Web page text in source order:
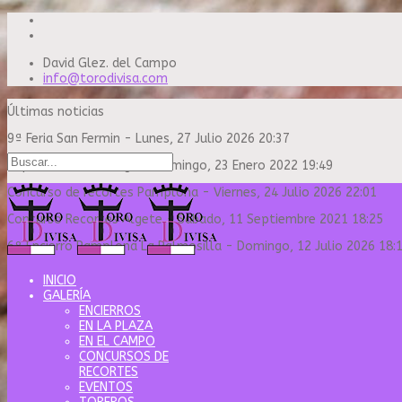
David Glez. del Campo
info@torodivisa.com
Últimas noticias
9ª Feria San Fermin - Lunes, 27 Julio 2026 20:37
Capea Sanse Domingo
Domingo, 23 Enero 2022 19:49
Concurso de recortes Pamplona - Viernes, 24 Julio 2026 22:01
Concurso Recortes Algete-Sábado, 11 Septiembre 2021 18:25
6º Encierro Pamplona La Palmosilla - Domingo, 12 Julio 2026
INICIO
GALERÍA
ENCIERROS
EN LA PLAZA
EN EL CAMPO
CONCURSOS DE
RECORTES
EVENTOS